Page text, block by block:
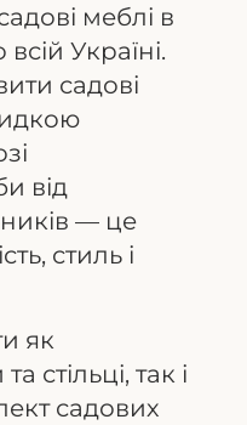
меблі в
Україні.
садові
від
— це
стиль і
як
стільці, так і
садових